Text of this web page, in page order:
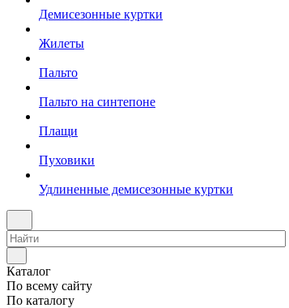
Демисезонные куртки
Жилеты
Пальто
Пальто на синтепоне
Плащи
Пуховики
Удлиненные демисезонные куртки
Каталог
По всему сайту
По каталогу